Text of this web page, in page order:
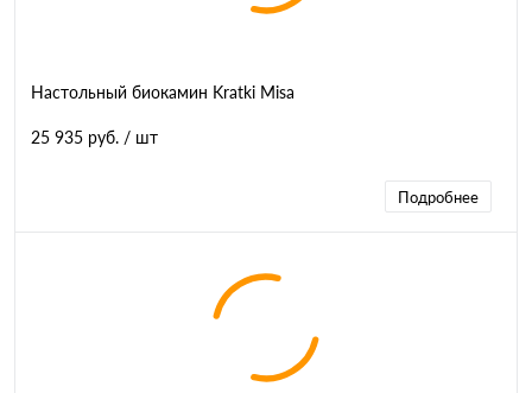
Настольный биокамин Kratki Misa
25 935 руб. / шт
Подробнее